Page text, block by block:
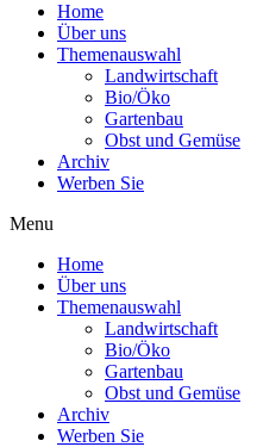
Home
Über uns
Themenauswahl
Landwirtschaft
Bio/Öko
Gartenbau
Obst und Gemüse
Archiv
Werben Sie
Menu
Home
Über uns
Themenauswahl
Landwirtschaft
Bio/Öko
Gartenbau
Obst und Gemüse
Archiv
Werben Sie